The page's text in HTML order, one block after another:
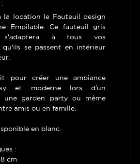
la location le Fauteuil design
Empilable. Ce fauteuil gris
s'adaptera à tous vos
qu'ils se passent en intérieur
pour créer une ambiance
et moderne lors d'un
une garden party ou même
amis ou en famille.
en blanc.
:
cm